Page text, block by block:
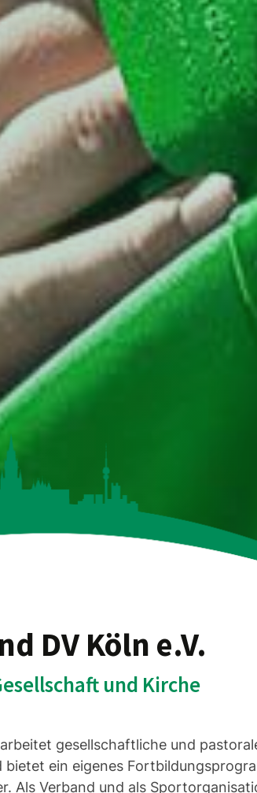
DV Köln e.V.
und Kirche
gesellschaftliche und
bietet ein eigenes
Als Verband und als